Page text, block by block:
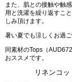
また、肌との接触や触
用と洗濯を繰り返すこ
しみ頂けます。
暑い夏でも涼しくお過ご
同素材のTops（
おススメです。
リネンコッ